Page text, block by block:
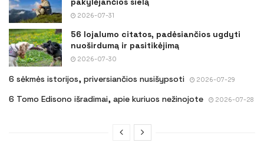
2026-07-31
56 lojalumo citatos, padėsiančios ugdyti
nuoširdumą ir pasitikėjimą
2026-07-30
6 sėkmės istorijos, priversiančios nusišypsoti 2026-07-29
6 Tomo Edisono išradimai, apie kuriuos nežinojote 2026-07-28